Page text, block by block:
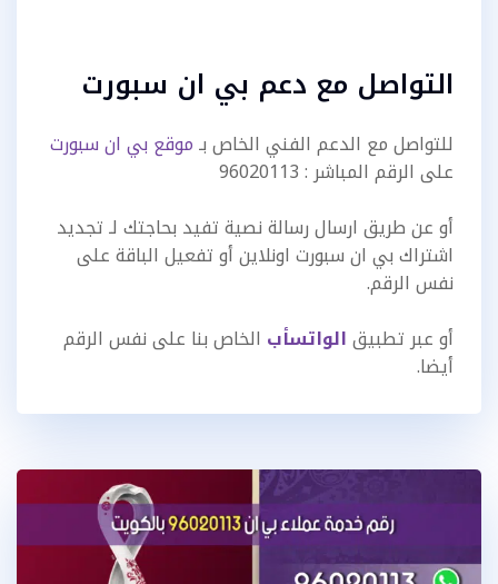
التواصل مع دعم بي ان سبورت
للتواصل مع الدعم الفني الخاص بـموقع بي ان سبورت
على الرقم المباشر : 96020113
أو عن طريق ارسال رسالة نصية تفيد بحاجتك لـ تجديد
اشتراك بي ان سبورت اونلاين أو تفعيل الباقة على
نفس الرقم.
أو عبر تطبيقالواتسأب الخاص بنا على نفس الرقم
أيضا.